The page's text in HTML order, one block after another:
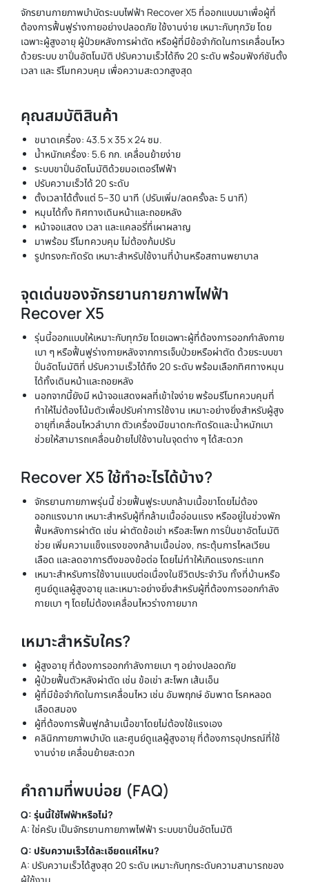
จักรยานกายภาพบำบัดระบบไฟฟ้า Recover X5 ที่ออกแบบมาเพื่อผู้ที่
ต้องการฟื้นฟูร่างกายอย่างปลอดภัย ใช้งานง่าย เหมาะกับทุกวัย โดย
เฉพาะผู้สูงอายุ ผู้ป่วยหลังการผ่าตัด หรือผู้ที่มีข้อจำกัดในการเคลื่อนไหว
ด้วยระบบ ขาปั่นอัตโนมัติ ปรับความเร็วได้ถึง 20 ระดับ พร้อมฟังก์ชันตั้ง
เวลา และ รีโมทควบคุม เพื่อความสะดวกสูงสุด
คุณสมบัติสินค้า
ขนาดเครื่อง: 43.5 x 35 x 24 ซม.
น้ำหนักเครื่อง: 5.6 กก. เคลื่อนย้ายง่าย
ระบบขาปั่นอัตโนมัติด้วยมอเตอร์ไฟฟ้า
ปรับความเร็วได้ 20 ระดับ
ตั้งเวลาได้ตั้งแต่ 5–30 นาที (ปรับเพิ่ม/ลดครั้งละ 5 นาที)
หมุนได้ทั้ง ทิศทางเดินหน้าและถอยหลัง
หน้าจอแสดง เวลา และแคลอรี่ที่เผาผลาญ
มาพร้อม รีโมทควบคุม ไม่ต้องก้มปรับ
รูปทรงกะทัดรัด เหมาะสำหรับใช้งานที่บ้านหรือสถานพยาบาล
จุดเด่นของจักรยานกายภาพไฟฟ้า
Recover X5
รุ่นนี้ออกแบบให้เหมาะกับทุกวัย โดยเฉพาะผู้ที่ต้องการออกกำลังกาย
เบา ๆ หรือฟื้นฟูร่างกายหลังจากการเจ็บป่วยหรือผ่าตัด ด้วยระบบขา
ปั่นอัตโนมัติที่ ปรับความเร็วได้ถึง 20 ระดับ พร้อมเลือกทิศทางหมุน
ได้ทั้งเดินหน้าและถอยหลัง
นอกจากนี้ยังมี หน้าจอแสดงผลที่เข้าใจง่าย พร้อมรีโมทควบคุมที่
ทำให้ไม่ต้องโน้มตัวเพื่อปรับค่าการใช้งาน เหมาะอย่างยิ่งสำหรับผู้สูง
อายุที่เคลื่อนไหวลำบาก ตัวเครื่องมีขนาดกะทัดรัดและน้ำหนักเบา
ช่วยให้สามารถเคลื่อนย้ายไปใช้งานในจุดต่าง ๆ ได้สะดวก
Recover X5 ใช้ทำอะไรได้บ้าง?
จักรยานกายภาพรุ่นนี้ ช่วยฟื้นฟูระบบกล้ามเนื้อขาโดยไม่ต้อง
ออกแรงมาก เหมาะสำหรับผู้ที่กล้ามเนื้ออ่อนแรง หรืออยู่ในช่วงพัก
ฟื้นหลังการผ่าตัด เช่น ผ่าตัดข้อเข่า หรือสะโพก การปั่นขาอัตโนมัติ
ช่วย เพิ่มความแข็งแรงของกล้ามเนื้อน่อง, กระตุ้นการไหลเวียน
เลือด และลดอาการตึงของข้อต่อ โดยไม่ทำให้เกิดแรงกระแทก
เหมาะสำหรับการใช้งานแบบต่อเนื่องในชีวิตประจำวัน ทั้งที่บ้านหรือ
ศูนย์ดูแลผู้สูงอายุ และเหมาะอย่างยิ่งสำหรับผู้ที่ต้องการออกกำลัง
กายเบา ๆ โดยไม่ต้องเคลื่อนไหวร่างกายมาก
เหมาะสำหรับใคร?
ผู้สูงอายุ ที่ต้องการออกกำลังกายเบา ๆ อย่างปลอดภัย
ผู้ป่วยฟื้นตัวหลังผ่าตัด เช่น ข้อเข่า สะโพก เส้นเอ็น
ผู้ที่มีข้อจำกัดในการเคลื่อนไหว เช่น อัมพฤกษ์ อัมพาต โรคหลอด
เลือดสมอง
ผู้ที่ต้องการฟื้นฟูกล้ามเนื้อขาโดยไม่ต้องใช้แรงเอง
คลินิกกายภาพบำบัด และศูนย์ดูแลผู้สูงอายุ ที่ต้องการอุปกรณ์ที่ใช้
งานง่าย เคลื่อนย้ายสะดวก
คำถามที่พบบ่อย (FAQ)
Q: รุ่นนี้ใช้ไฟฟ้าหรือไม่?
A: ใช่ครับ เป็นจักรยานกายภาพไฟฟ้า ระบบขาปั่นอัตโนมัติ
Q: ปรับความเร็วได้ละเอียดแค่ไหน?
A: ปรับความเร็วได้สูงสุด 20 ระดับ เหมาะกับทุกระดับความสามารถของ